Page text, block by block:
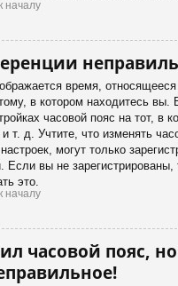
началу
время,
в котором находитесь вы.
часовой пояс на тот, в
т. д. Учтите, что изменять
могут только
Если вы не
это.
началу
часовой пояс,